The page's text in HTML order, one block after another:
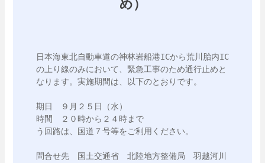
め）
日本海東北自動車道の神林岩船港ICから荒川胎内IC
の上り線のみにおいて、緊急工事のため通行止めと
なります。実施期間は、以下のとおりです。
期日　９月２５日（水）
時間　２０時から２４時まで
う回路は、国道７号等をご利用ください。
問合せ先　国土交通省　北陸地方整備局　羽越河川